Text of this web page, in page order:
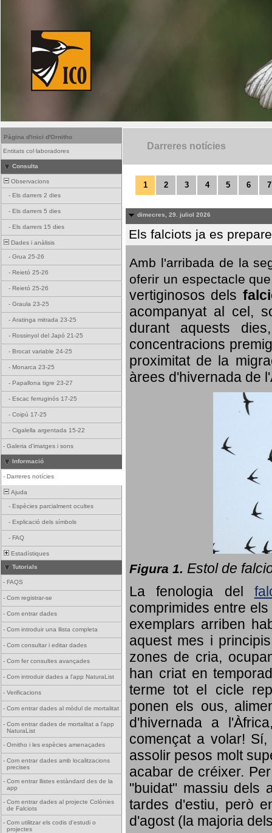
Pàgina d'inici d'Ornitho
Entitats col·laboradores
Consulta
Observacions
- Els darrers 2 dies
- Els darrers 5 dies
- Els darrers 15 dies
Dades i anàlisis
- Grua 25-26
- Reietó 25-26
- Reietó 25-26
- Graula 23-25
- Aratinga mitrada 23-25
- Rossinyol del Japó 21-25
- Brocat variable 24-25
- Monarca 23-25
- Papallona tigre 23-27
- Escac ferruginós 17-25
- Coipú 17-25
- Cigalella argentada 15-22
- Galeria d'imatges i sons
Informació
- Darreres notícies
Ajuda
- Espècies parcialment ocultes
- Explicació dels símbols
- FAQ
Estadístiques
Tutorials
- FAQS
- Com registrar-se
- Com entrar dades
- Com introduir una llista completa
- Com consultar i editar dades
- Com fer consultes avançades
- Com introduir dades a l'app NaturaList
- Verificacions
- Com entrar dades al mòdul de mortalitat
- Com entrar dades de mortalitat a l'app
NaturaList
- Ornitho i les espècies amenaçades
- Com entrar dades amb localitzacions
precises
- Com entrar llistes estàndard des de la
app
- Com entrar dades al projecte Colònies
de Falciots
- Com utilitzar els codis d'estudi o
projectes
Darreres notícies
1 2 3 4 5 6 7
dimecres, 29. juliol 2026
Els falciots ja es
Amb l'arribada de la
oferir un espectacle
vertiginosos dels
acompanyat al cel,
durant aquests
concentracions
proximitat de la
àrees d'hivernada de
Figura 1. Estol de
La fenologia del
comprimides entre
exemplars arriben
aquest mes i
zones de cria,
han criat en
terme tot el cicle
ponen els ous,
d'hivernada a
començat a volar!
assolir pesos molt
acabar de créixer.
"buidat" massiu dels
tardes d'estiu, però
d'agost (la majoria